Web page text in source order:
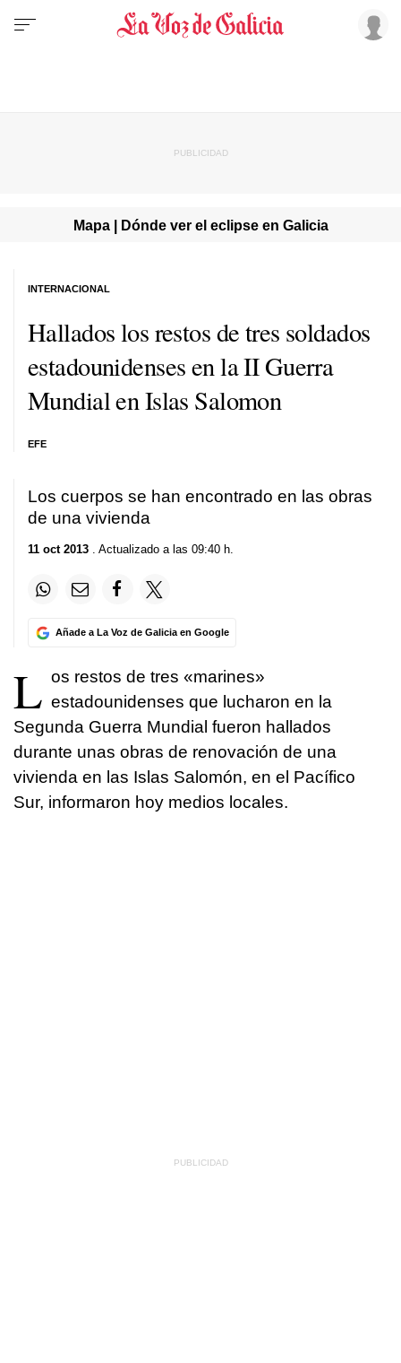
Mapa | Dónde ver el eclipse en Galicia
Hallados los restos de tres soldados
estadounidenses en la II Guerra
Mundial en Islas Salomon
EFE
INTERNACIONAL
Los cuerpos se han encontrado en las obras
de una vivienda
11 oct 2013 . Actualizado a las 09:40 h.
Añade a La Voz de Galicia en Google
L os restos de tres «marines»
estadounidenses que lucharon en la
Segunda Guerra Mundial fueron hallados
durante unas obras de renovación de una
vivienda en las Islas Salomón, en el Pacífico
Sur, informaron hoy medios locales.